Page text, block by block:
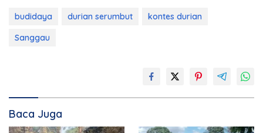
budidaya durian serumbut
kontes durian
Sanggau
Baca Juga